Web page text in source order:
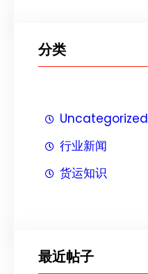
分类
Uncategorized
行业新闻
货运知识
最近帖子